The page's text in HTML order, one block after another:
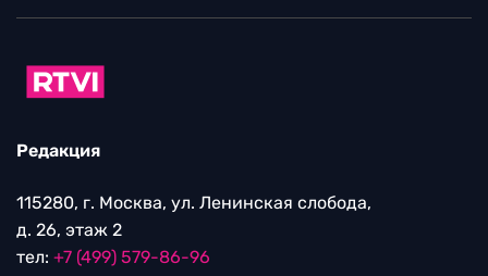
Редакция
115280, г. Москва, ул. Ленинская слобода,
д. 26, этаж 2
тел: +7 (499) 579-86-96